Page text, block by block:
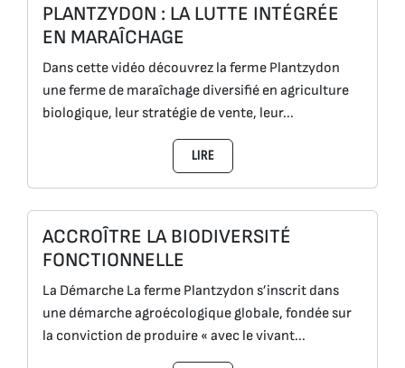
PLANTZYDON : LA LUTTE INTÉGRÉE
EN MARAÎCHAGE
Dans cette vidéo découvrez la ferme Plantzydon
une ferme de maraîchage diversifié en agriculture
biologique, leur stratégie de vente, leur...
LIRE
ACCROÎTRE LA BIODIVERSITÉ
FONCTIONNELLE
La Démarche La ferme Plantzydon s’inscrit dans
une démarche agroécologique globale, fondée sur
la conviction de produire « avec le vivant...